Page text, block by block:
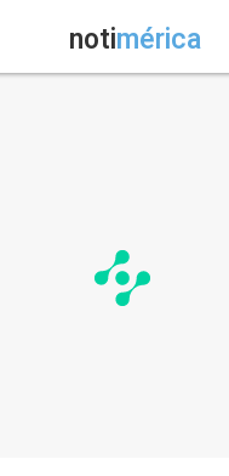
notimérica